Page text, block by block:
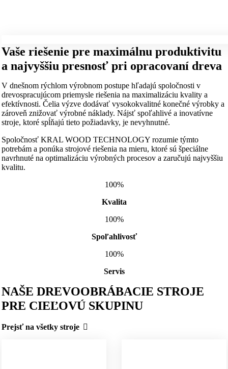
Vaše riešenie pre maximálnu produktivitu
a najvyššiu presnosť pri opracovaní dreva
V dnešnom rýchlom výrobnom postupe hľadajú spoločnosti v
drevospracujúcom priemysle riešenia na maximalizáciu kvality a
efektívnosti. Čelia výzve dodávať vysokokvalitné konečné výrobky a
zároveň znižovať výrobné náklady. Nájsť spoľahlivé a inovatívne
stroje, ktoré spĺňajú tieto požiadavky, je nevyhnutné.
Spoločnosť KRAL WOOD TECHNOLOGY rozumie týmto
potrebám a ponúka strojové riešenia na mieru, ktoré sú špeciálne
navrhnuté na optimalizáciu výrobných procesov a zaručujú najvyššiu
kvalitu.
100%
Kvalita
100%
Spoľahlivosť
100%
Servis
NAŠE DREVOOBRÁBACIE STROJE
PRE CIEĽOVÚ SKUPINU
Prejsť na všetky stroje